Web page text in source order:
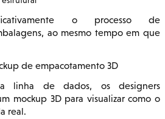
o processo de
ao mesmo tempo em que
de empacotamento 3D
linha de dados, os designers
mockup 3D para visualizar como o
real.